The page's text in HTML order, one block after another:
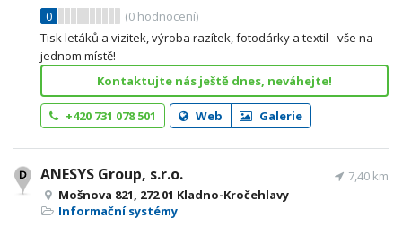
0
(0 hodnocení)
Tisk letáků a vizitek, výroba razítek, fotodárky a textil - vše na
jednom místě!
Kontaktujte nás ještě dnes, neváhejte!
+420 731 078 501 Web Galerie
ANESYS Group, s.r.o.
Mošnova 821, 272 01 Kladno-Kročehlavy
Informační systémy
7,40 km